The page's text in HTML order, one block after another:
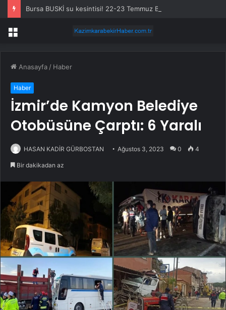
Menü
Anasayfa / Haber
Haber
İzmir’de Kamyon Belediye
Otobüsüne Çarptı: 6 Yaralı
HASAN KADİR GÜRBOSTAN Ağustos 3, 2023 0 4
Bir dakikadan az